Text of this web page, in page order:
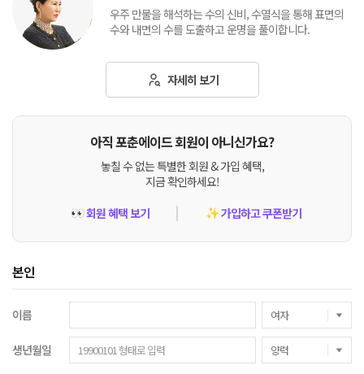
우주 만물을 해석하는 수의 신비, 수열식을 통해 표면의
수와 내면의 수를 도출하고 운명을 풀이합니다.
자세히 보기
아직 포춘에이드 회원이 아니신가요?
놓칠 수 없는 특별한 회원 & 가입 혜택,
지금 확인하세요!
👀회원 혜택 보기 ✨가입하고 쿠폰받기
본인
이름
생년월일